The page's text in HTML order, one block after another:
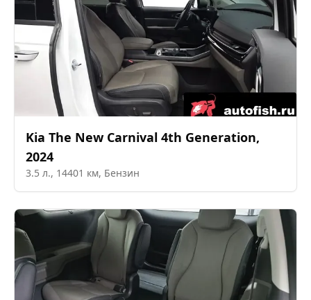
Kia The New Carnival 4th Generation,
2024
3.5 л., 14401 км, Бензин